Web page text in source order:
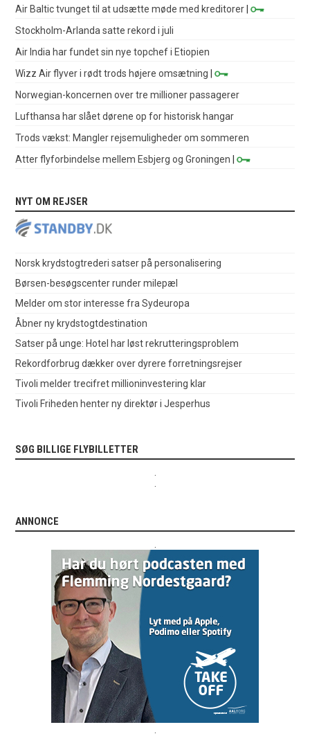
Air Baltic tvunget til at udsætte møde med kreditorer |
Stockholm-Arlanda satte rekord i juli
Air India har fundet sin nye topchef i Etiopien
Wizz Air flyver i rødt trods højere omsætning |
Norwegian-koncernen over tre millioner passagerer
Lufthansa har slået dørene op for historisk hangar
Trods vækst: Mangler rejsemuligheder om sommeren
Atter flyforbindelse mellem Esbjerg og Groningen |
NYT OM REJSER
Norsk krydstogtrederi satser på personalisering
Børsen-besøgscenter runder milepæl
Melder om stor interesse fra Sydeuropa
Åbner ny krydstogtdestination
Satser på unge: Hotel har løst rekrutteringsproblem
Rekordforbrug dækker over dyrere forretningsrejser
Tivoli melder trecifret millioninvestering klar
Tivoli Friheden henter ny direktør i Jesperhus
SØG BILLIGE FLYBILLETTER
ANNONCE